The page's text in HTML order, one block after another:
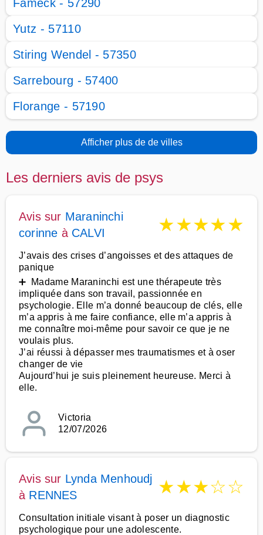
Fameck - 57290
Yutz - 57110
Stiring Wendel - 57350
Sarrebourg - 57400
Florange - 57190
Afficher plus de de villes
Les derniers avis de psys
Avis sur Maraninchi
corinne à CALVI ★★★★★
J’avais des crises d’angoisses et des attaques de
panique
➕ Madame Maraninchi est une thérapeute très
impliquée dans son travail, passionnée en
psychologie. Elle m’a donné beaucoup de clés, elle
m’a appris à me faire confiance, elle m’a appris à
me connaître moi-même pour savoir ce que je ne
voulais plus.
J’ai réussi à dépasser mes traumatismes et à oser
changer de vie
Aujourd’hui je suis pleinement heureuse. Merci à
elle.
Victoria
12/07/2026
Avis sur Lynda Menhoudj
à RENNES ★★★☆☆
Consultation initiale visant à poser un diagnostic
psychologique pour une adolescente.